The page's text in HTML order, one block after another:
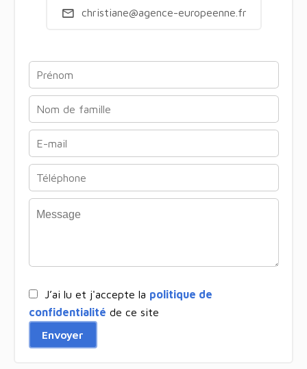
christiane@agence-europeenne.fr
J’ai lu et j'accepte la politique de
confidentialité de ce site
Envoyer